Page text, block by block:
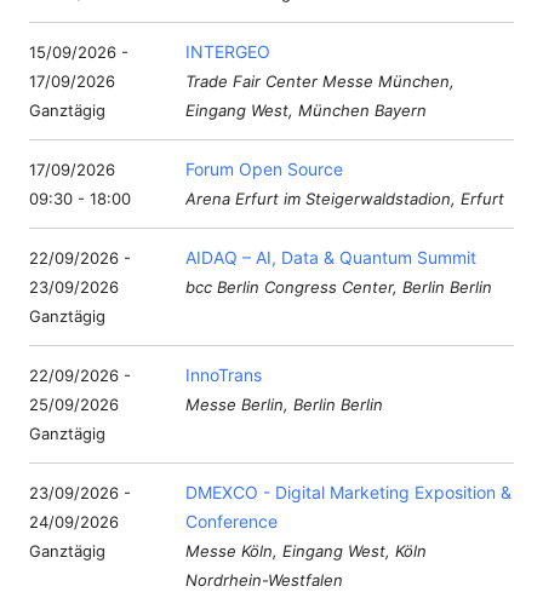
15/09/2026 -
17/09/2026
Ganztägig
INTERGEO
Trade Fair Center Messe München,
Eingang West, München Bayern
17/09/2026
09:30 - 18:00
Forum Open Source
Arena Erfurt im Steigerwaldstadion, Erfurt
22/09/2026 -
23/09/2026
Ganztägig
AIDAQ – AI, Data & Quantum Summit
bcc Berlin Congress Center, Berlin Berlin
22/09/2026 -
25/09/2026
Ganztägig
InnoTrans
Messe Berlin, Berlin Berlin
23/09/2026 -
24/09/2026
Ganztägig
DMEXCO - Digital Marketing Exposition &
Conference
Messe Köln, Eingang West, Köln
Nordrhein-Westfalen